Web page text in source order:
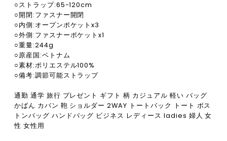
○ストラップ:65-120cm
○開閉:ファスナー開閉
○内側:オープンポケットx3
○外側:ファスナーポケットx1
○重量:244g
○原産国:ベトナム
○素材:ポリエステル100%
○備考:調節可能ストラップ
通勤 通学 旅行 プレゼント ギフト 柄 カジュアル 軽い バッグ
かばん カバン 鞄 ショルダー 2WAY トートバック トート ボス
トンバッグ ハンドバッグ ビジネス レディース ladies 婦人 女
性 女性用